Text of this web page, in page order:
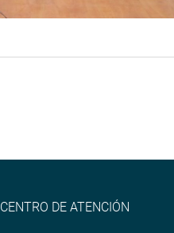
CENTRO DE ATENCIÓN